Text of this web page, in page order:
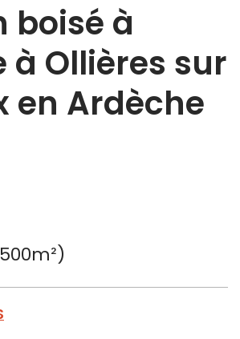
boisé à
à Ollières sur
en Ardèche